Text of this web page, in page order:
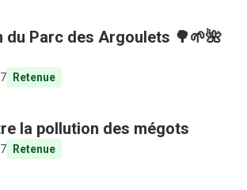
du Parc des Argoulets 🌳🌱🌺
7 Retenue
la pollution des mégots
7 Retenue